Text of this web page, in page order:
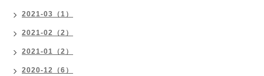
2021-03（1）
2021-02（2）
2021-01（2）
2020-12（6）